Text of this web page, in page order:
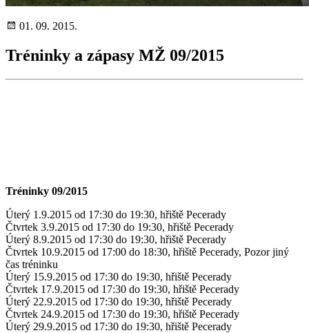
01. 09. 2015.
Tréninky a zápasy MŽ 09/2015
Tréninky 09/2015
Úterý 1.9.2015 od 17:30 do 19:30, hřiště Pecerady
Čtvrtek 3.9.2015 od 17:30 do 19:30, hřiště Pecerady
Úterý 8.9.2015 od 17:30 do 19:30, hřiště Pecerady
Čtvrtek 10.9.2015 od 17:00 do 18:30, hřiště Pecerady, Pozor jiný
čas tréninku
Úterý 15.9.2015 od 17:30 do 19:30, hřiště Pecerady
Čtvrtek 17.9.2015 od 17:30 do 19:30, hřiště Pecerady
Úterý 22.9.2015 od 17:30 do 19:30, hřiště Pecerady
Čtvrtek 24.9.2015 od 17:30 do 19:30, hřiště Pecerady
Úterý 29.9.2015 od 17:30 do 19:30, hřiště Pecerady